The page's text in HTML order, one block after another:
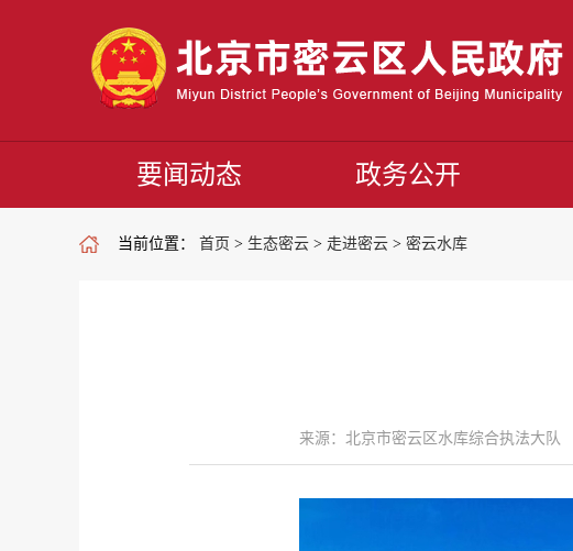
要闻动态 政务公开
当前位置： 首页 > 生态密云 > 走进密云 > 密云水库
来源：北京市密云区水库综合执法大队